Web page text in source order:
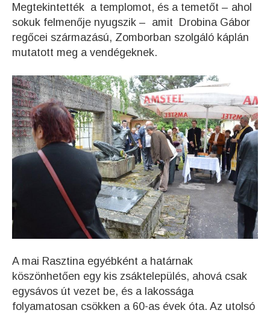
Megtekintették a templomot, és a temetőt – ahol
sokuk felmenője nyugszik – amit Drobina Gábor
regőcei származású, Zomborban szolgáló káplán
mutatott meg a vendégeknek.
A mai Rasztina egyébként a határnak
köszönhetően egy kis zsáktelepülés, ahová csak
egysávos út vezet be, és a lakossága
folyamatosan csökken a 60-as évek óta. Az utolsó